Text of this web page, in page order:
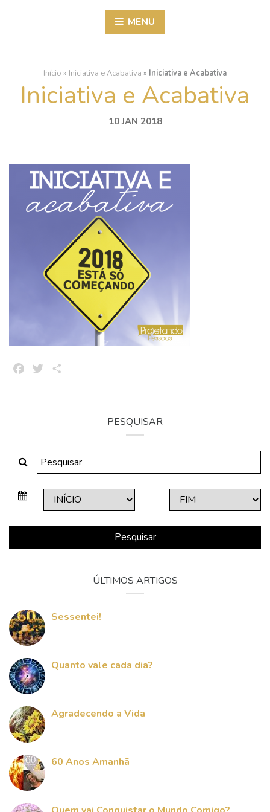
MENU
Início » Iniciativa e Acabativa » Iniciativa e Acabativa
Iniciativa e Acabativa
10 JAN 2018
FacebookTwitter
PESQUISAR
Pesquisar
ÚLTIMOS ARTIGOS
Sessentei!
Quanto vale cada dia?
Agradecendo a Vida
60 Anos Amanhã